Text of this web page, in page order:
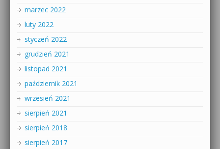
marzec 2022
luty 2022
styczeń 2022
grudzień 2021
listopad 2021
październik 2021
wrzesień 2021
sierpień 2021
sierpień 2018
sierpień 2017